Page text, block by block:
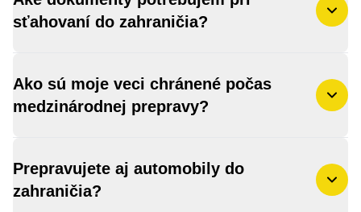
sťahovaní do zahraničia?
Ako sú moje veci chránené počas
medzinárodnej prepravy?
Prepravujete aj automobily do
zahraničia?